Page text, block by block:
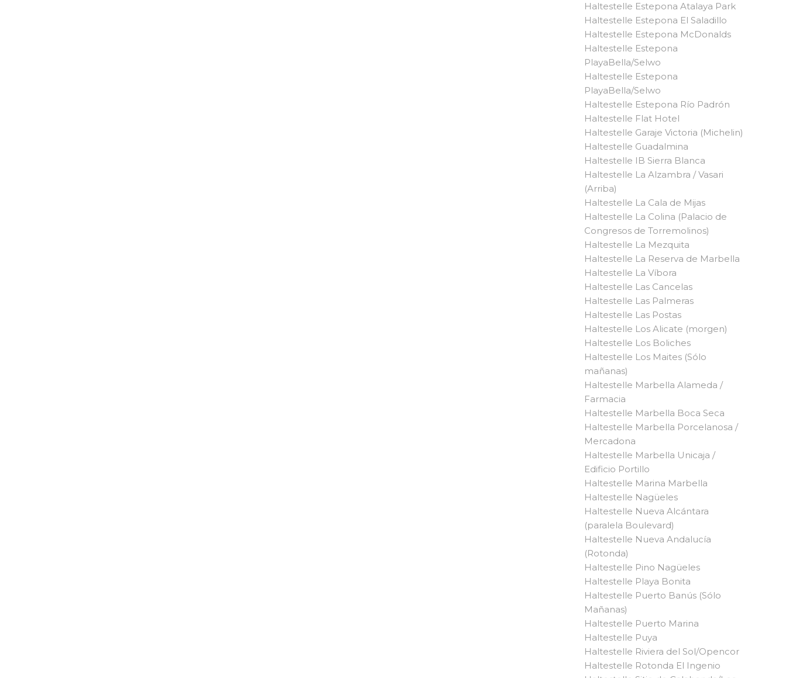
Haltestelle Estepona Atalaya Park
Haltestelle Estepona El Saladillo
Haltestelle Estepona McDonalds
Haltestelle Estepona
PlayaBella/Selwo
Haltestelle Estepona
PlayaBella/Selwo
Haltestelle Estepona Río Padrón
Haltestelle Flat Hotel
Haltestelle Garaje Victoria (Michelin)
Haltestelle Guadalmina
Haltestelle IB Sierra Blanca
Haltestelle La Alzambra / Vasari
(Arriba)
Haltestelle La Cala de Mijas
Haltestelle La Colina (Palacio de
Congresos de Torremolinos)
Haltestelle La Mezquita
Haltestelle La Reserva de Marbella
Haltestelle La Víbora
Haltestelle Las Cancelas
Haltestelle Las Palmeras
Haltestelle Las Postas
Haltestelle Los Alicate (morgen)
Haltestelle Los Boliches
Haltestelle Los Maites (Sólo
mañanas)
Haltestelle Marbella Alameda /
Farmacia
Haltestelle Marbella Boca Seca
Haltestelle Marbella Porcelanosa /
Mercadona
Haltestelle Marbella Unicaja /
Edificio Portillo
Haltestelle Marina Marbella
Haltestelle Nagüeles
Haltestelle Nueva Alcántara
(paralela Boulevard)
Haltestelle Nueva Andalucía
(Rotonda)
Haltestelle Pino Nagüeles
Haltestelle Playa Bonita
Haltestelle Puerto Banús (Sólo
Mañanas)
Haltestelle Puerto Marina
Haltestelle Puya
Haltestelle Riviera del Sol/Opencor
Haltestelle Rotonda El Ingenio